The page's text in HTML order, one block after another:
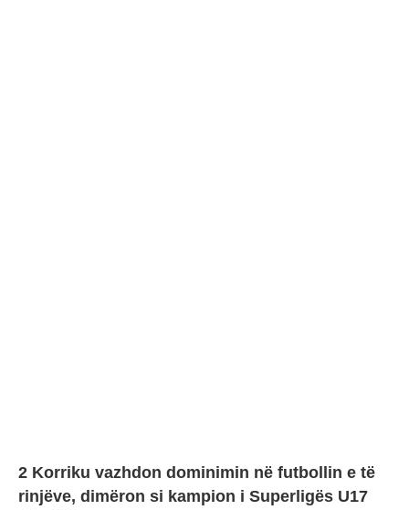
2 Korriku vazhdon dominimin në futbollin e të
rinjëve, dimëron si kampion i Superligës U17